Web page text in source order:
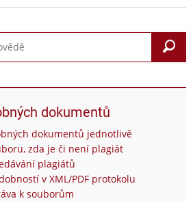
dokumentů
dokumentů jednotlivě
zda je či není plagiát
plagiátů
v XML/PDF protokolu
k souborům